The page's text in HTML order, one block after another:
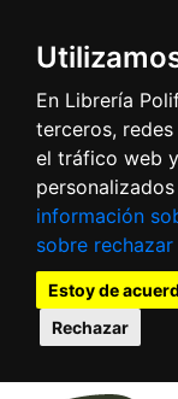
En Librería
terceros,
el tráfico web
información
sobre
Estoy de
Rechazar